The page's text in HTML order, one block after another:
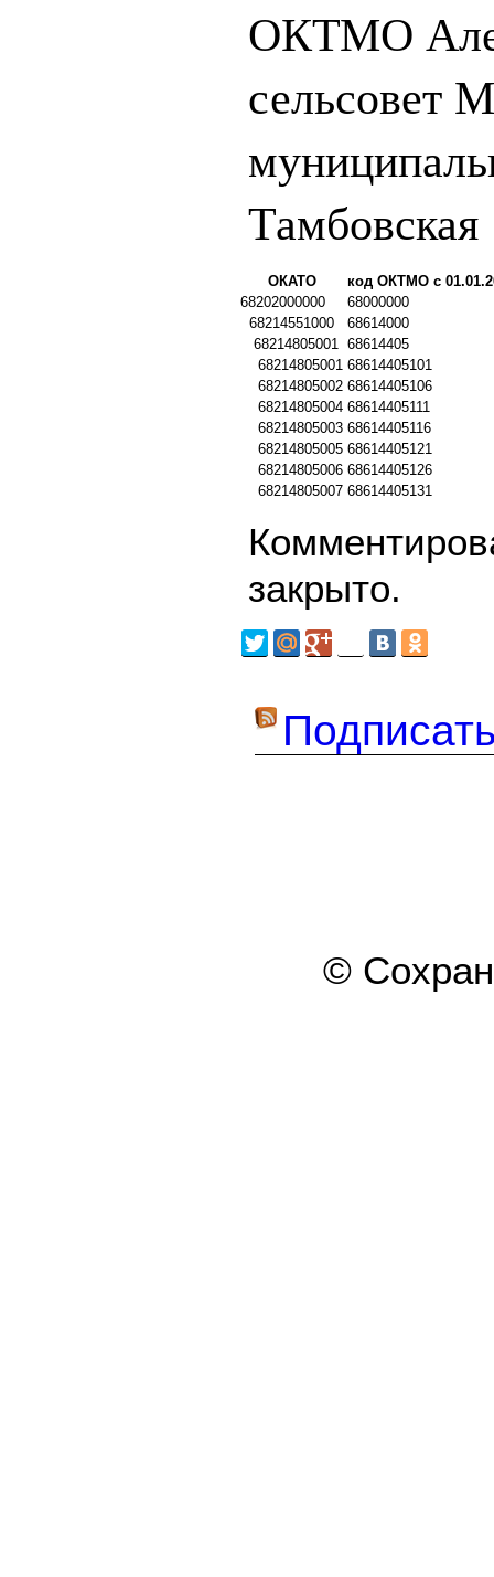
ОКТМО
сельсовет
Тамбовская
ОКАТО
код ОКТМО с
68202000000
68000000
68214551000
68614000
68214805001 68614405
68214805001 68614405101
68214805002 68614405106
68214805004 68614405111
68214805003 68614405116
68214805005 68614405121
68214805006 68614405126
68214805007 68614405131
закрыто.
©